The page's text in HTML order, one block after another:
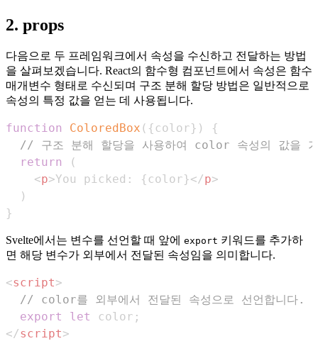
2. props
다음으로 두 프레임워크에서 속성을 수신하고 전달하는 방법
을 살펴보겠습니다. React의 함수형 컴포넌트에서 속성은 함수
매개변수 형태로 수신되며 구조 분해 할당 방법은 일반적으로
속성의 특정 값을 얻는 데 사용됩니다.
function ColoredBox ( { color} )
{
// 구조 분해 할당을 사용하여 color 속성의 값을 가
return
(
<p>You picked: { color}</p>
)
}
Svelte에서는 변수를 선언할 때 앞에 export 키워드를 추가하
면 해당 변수가 외부에서 전달된 속성임을 의미합니다.
<script>
// color를 외부에서 전달된 속성으로 선언합니다.
export
let color ;
</script>